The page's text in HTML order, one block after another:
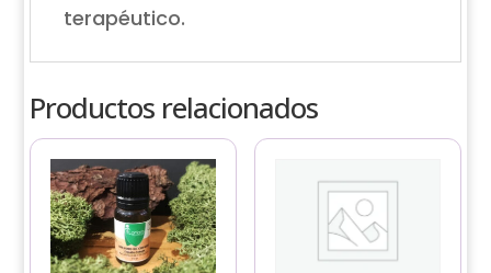
terapéutico.
Productos relacionados
Este
producto
tiene
múltiples
producto
múltiples